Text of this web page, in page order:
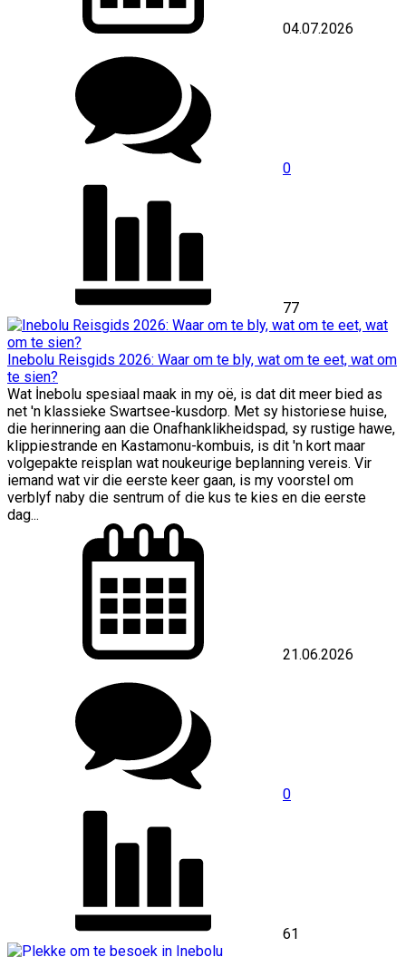
04.07.2026
0
77
Inebolu Reisgids 2026: Waar om te bly, wat om te eet, wat om
te sien?
Wat İnebolu spesiaal maak in my oë, is dat dit meer bied as
net 'n klassieke Swartsee-kusdorp. Met sy historiese huise,
die herinnering aan die Onafhanklikheidspad, sy rustige hawe,
klippiestrande en Kastamonu-kombuis, is dit 'n kort maar
volgepakte reisplan wat noukeurige beplanning vereis. Vir
iemand wat vir die eerste keer gaan, is my voorstel om
verblyf naby die sentrum of die kus te kies en die eerste
dag...
21.06.2026
0
61